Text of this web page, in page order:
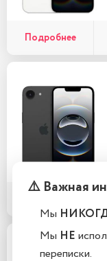
Подробнее
⚠️ Важная
Мы
Мы НЕ
переписки.